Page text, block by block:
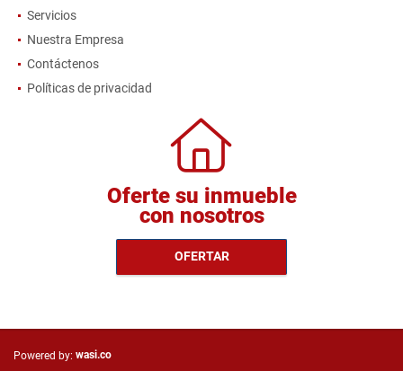
Servicios
Nuestra Empresa
Contáctenos
Políticas de privacidad
Oferte su inmueble
con nosotros
OFERTAR
Powered by: wasi.co